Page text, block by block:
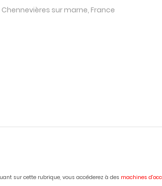
sur marne, France
sur cette rubrique, vous accéderez à des machines